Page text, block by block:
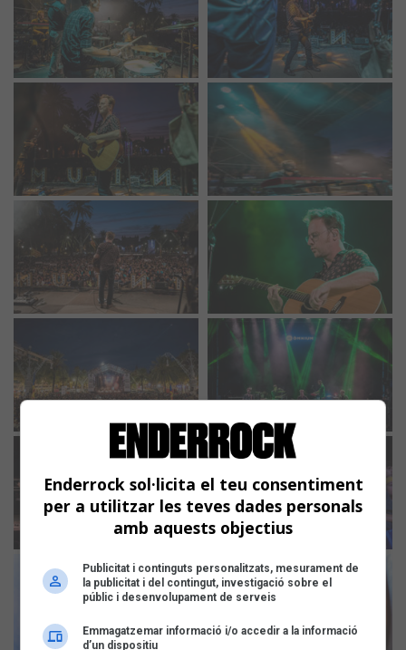
Enderrock sol·licita el teu consentiment
per a utilitzar les teves dades personals
amb aquests objectius
Publicitat i continguts personalitzats, mesurament de
la publicitat i del contingut, investigació sobre el
públic i desenvolupament de serveis
Emmagatzemar informació i/o accedir a la informació
d’un dispositiu